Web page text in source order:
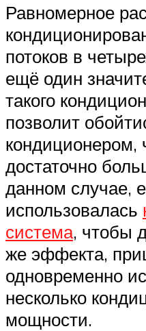
Равномерное
потоков в
ещё один
такого
позволит
кондиционером,
достаточно
данном случае,
использовалась
система, чтобы
же эффекта,
одновременно
несколько
мощности.